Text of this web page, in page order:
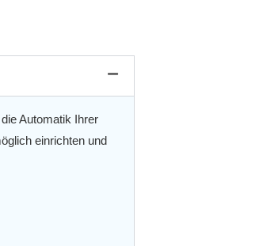
Automatik Ihrer
einrichten und